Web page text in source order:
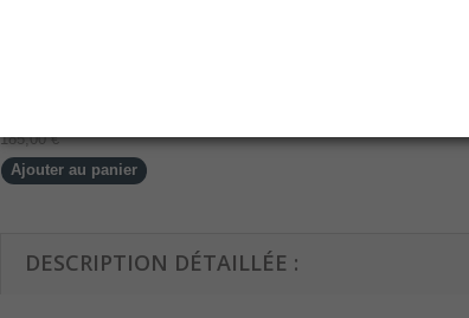
185,00 €
Ajouter au panier
DESCRIPTION DÉTAILLÉE :